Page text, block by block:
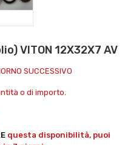
VITON 12X32X7 AV
SUCCESSIVO
o di importo.
questa disponibilità, puoi